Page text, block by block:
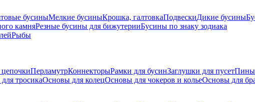
бусиныМелкие бусиныКрошка, галтовкаПодвескиДикие бусины
камняРезные бусины для бижутерииБусины по знаку зодиака
Рыбы
ПерламутрКоннекторыРамки для бусинЗаглушки для пусетПины
тросикаОсновы для колецОсновы для чокеров и кольеОсновы для